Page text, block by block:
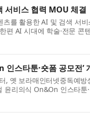
서비스 협력 MOU 체결
를 활용한 AI 및 검색 서
AI 시대에 학술·전문 콘
스타툰·숏폼 공모전’
옛 보라매인터넷중독예
리의식 On&On 인스타툰